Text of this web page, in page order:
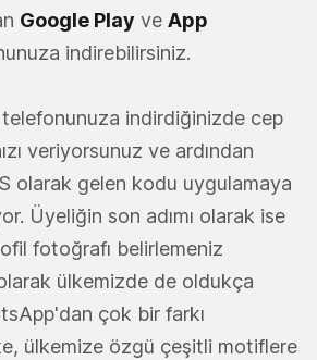
Google Play ve App
indirebilirsiniz.
telefonunuza indirdiğinizde cep
veriyorsunuz ve ardından
olarak gelen kodu uygulamaya
Üyeliğin son adımı olarak ise
fotoğrafı belirlemeniz
ülkemizde de oldukça
çok bir farkı
ülkemize özgü çeşitli motiflere